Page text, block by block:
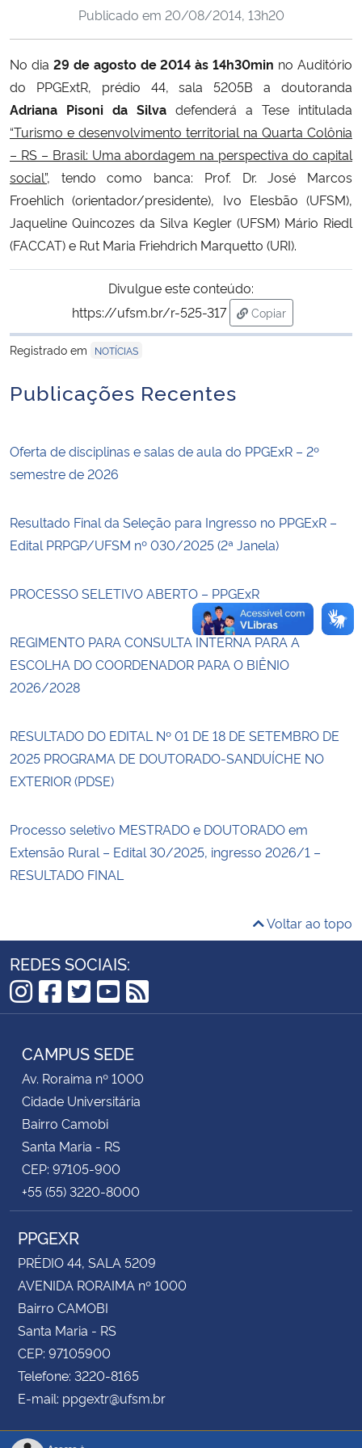
Ministério da Cidadania
Ministério de Minas e Energia
Ministério da Ciência, Tecnologia, Inovações e Comunicações
Ministério do Meio Ambiente
Ministério do Turismo
Ministério do Desenvolvimento Regional
Controladoria-Geral da União
Ministério da Mulher, da Família e dos Direitos Humanos
Secretaria-Geral
Advocacia-Geral da União
Publicado em 20/08/2014, 13h20
No dia 29 de agosto de 2014 às 14h30min no Auditório
do PPGExtR, prédio 44, sala 5205B a doutoranda
Adriana Pisoni da Silva defenderá a Tese intitulada
“Turismo e desenvolvimento territorial na Quarta Colônia
– RS – Brasil: Uma abordagem na perspectiva do capital
social”, tendo como banca: Prof. Dr. José Marcos
Froehlich (orientador/presidente), Ivo Elesbão (UFSM),
Jaqueline Quincozes da Silva Kegler (UFSM) Mário Riedl
(FACCAT) e Rut Maria Friehdrich Marquetto (URI).
Divulgue este conteúdo:
https://ufsm.br/r-525-317
Copiar
para área de
Registrado em
NOTÍCIAS
Publicações Recentes
Oferta de disciplinas e salas de aula do PPGExR – 2º
semestre de 2026
Resultado Final da Seleção para Ingresso no PPGExR –
Edital PRPGP/UFSM nº 030/2025 (2ª Janela)
PROCESSO SELETIVO ABERTO – PPGExR
REGIMENTO PARA CONSULTA INTERNA PARA A
ESCOLHA DO COORDENADOR PARA O BIÊNIO
2026/2028
RESULTADO DO EDITAL Nº 01 DE 18 DE SETEMBRO DE
2025 PROGRAMA DE DOUTORADO-SANDUÍCHE NO
EXTERIOR (PDSE)
Processo seletivo MESTRADO e DOUTORADO em
Extensão Rural – Edital 30/2025, ingresso 2026/1 –
RESULTADO FINAL
Voltar ao topo
REDES SOCIAIS:
Instagram
Facebook
Twitter
YouTube
RSS
CAMPUS SEDE
Av. Roraima nº 1000
Cidade Universitária
Bairro Camobi
Santa Maria - RS
CEP: 97105-900
+55 (55) 3220-8000
PPGEXR
PRÉDIO 44, SALA 5209
AVENIDA RORAIMA nº 1000
Bairro CAMOBI
Santa Maria - RS
CEP: 97105900
Telefone: 3220-8165
E-mail: ppgextr@ufsm.br